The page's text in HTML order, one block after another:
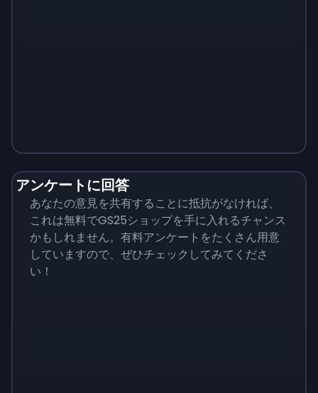
アンケートに回答
あなたの意見を共有することに抵抗がなければ、
これは無料でGS25ショップを手に入れるチャンス
かもしれません。有料アンケートをたくさん用意
していますので、ぜひチェックしてみてくださ
い！